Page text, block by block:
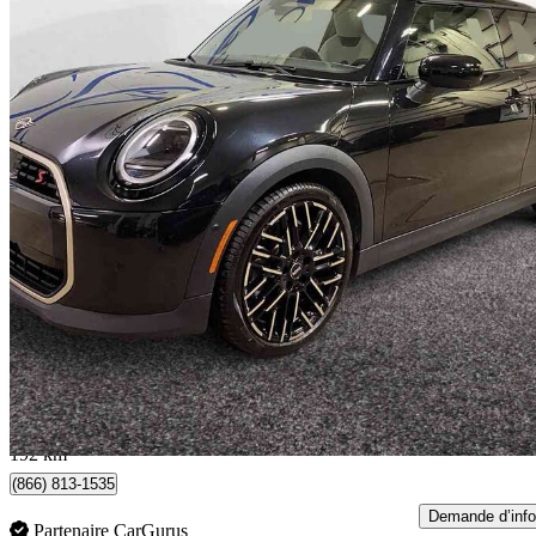
2025 MINI Cooper
S 2-Door Hatchback FWD14 127 km
32 890 $ Bonne
577 $/mois env.
Lévis, QC
192 km
(866) 813-1535
Partenaire CarGurus
Demande d’info